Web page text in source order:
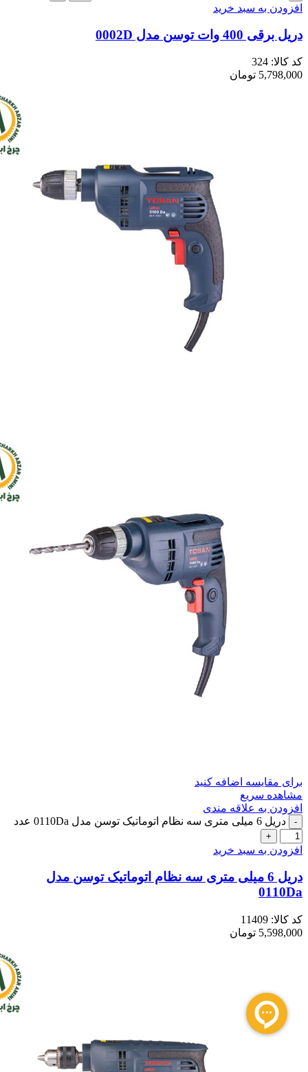
افزودن به سبد خرید
دریل برقی 400 وات توسن مدل 0002D
کد کالا: 324
5,798,000 تومان
برای مقایسه اضافه کنید
مشاهده سریع
افزودن به علاقه مندی
دریل 6 میلی متری سه نظام اتوماتیک توسن مدل 0110Da عدد
افزودن به سبد خرید
دریل 6 میلی متری سه نظام اتوماتیک توسن مدل
0110Da
کد کالا: 11409
5,598,000 تومان